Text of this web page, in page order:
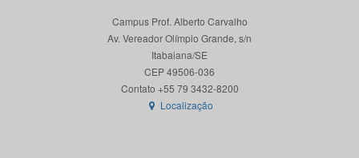
Campus Prof. Alberto Carvalho
Av. Vereador Olímpio Grande, s/n
Itabaiana/SE
CEP 49506-036
Localização